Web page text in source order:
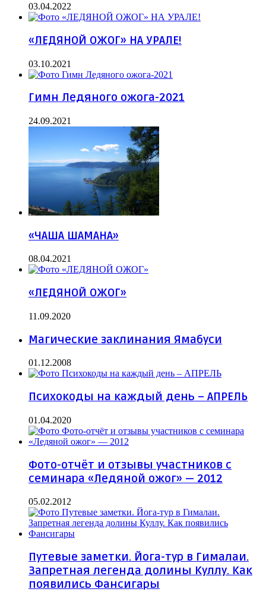
03.04.2022
«ЛЕДЯНОЙ ОЖОГ» НА УРАЛЕ!
03.10.2021
Гимн Ледяного ожога-2021
24.09.2021
«ЧАША ШАМАНА»
08.04.2021
«ЛЕДЯНОЙ ОЖОГ»
11.09.2020
Магические заклинания Ямабуси
01.12.2008
Психокоды на каждый день – АПРЕЛЬ
01.04.2020
Фото-отчёт и отзывы участников с
семинара «Ледяной ожог» — 2012
05.02.2012
Путевые заметки. Йога-тур в Гималаи.
Запретная легенда долины Куллу. Как
появились Фансигары